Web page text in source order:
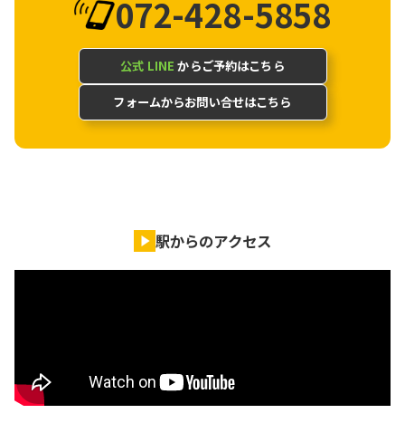
072-428-5858
公式 LINE からご予約はこちら
フォームからお問い合せはこちら
駅からのアクセス